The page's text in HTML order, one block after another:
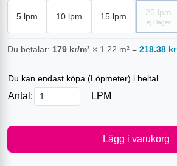
5 lpm 10 lpm 15 lpm 25 lpm
ej i lager
Du betalar: 179 kr/m² × 1.22 m² = 218.38 kr
Du kan endast köpa (Löpmeter) i heltal.
Antal: LPM
Lägg i varukorg